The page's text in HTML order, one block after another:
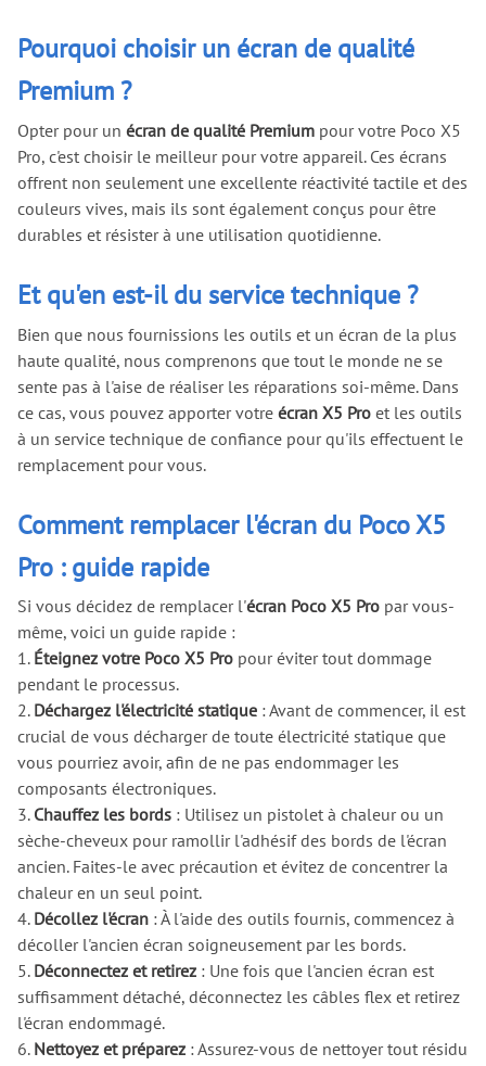
Pourquoi choisir un écran de qualité
Premium ?
Opter pour un écran de qualité Premium pour votre Poco X5
Pro, c'est choisir le meilleur pour votre appareil. Ces écrans
offrent non seulement une excellente réactivité tactile et des
couleurs vives, mais ils sont également conçus pour être
durables et résister à une utilisation quotidienne.
Et qu'en est-il du service technique ?
Bien que nous fournissions les outils et un écran de la plus
haute qualité, nous comprenons que tout le monde ne se
sente pas à l'aise de réaliser les réparations soi-même. Dans
ce cas, vous pouvez apporter votre écran X5 Pro et les outils
à un service technique de confiance pour qu'ils effectuent le
remplacement pour vous.
Comment remplacer l'écran du Poco X5
Pro : guide rapide
Si vous décidez de remplacer l'écran Poco X5 Pro par vous-
même, voici un guide rapide :
1. Éteignez votre Poco X5 Pro pour éviter tout dommage
pendant le processus.
2. Déchargez l'électricité statique : Avant de commencer, il est
crucial de vous décharger de toute électricité statique que
vous pourriez avoir, afin de ne pas endommager les
composants électroniques.
3. Chauffez les bords : Utilisez un pistolet à chaleur ou un
sèche-cheveux pour ramollir l'adhésif des bords de l'écran
ancien. Faites-le avec précaution et évitez de concentrer la
chaleur en un seul point.
4. Décollez l'écran : À l'aide des outils fournis, commencez à
décoller l'ancien écran soigneusement par les bords.
5. Déconnectez et retirez : Une fois que l'ancien écran est
suffisamment détaché, déconnectez les câbles flex et retirez
l'écran endommagé.
6. Nettoyez et préparez : Assurez-vous de nettoyer tout résidu